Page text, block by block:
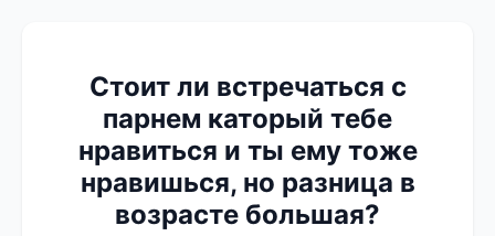
Стоит ли встречаться с
парнем каторый тебе
нравиться и ты ему тоже
нравишься, но разница в
возрасте большая?